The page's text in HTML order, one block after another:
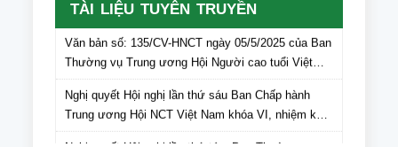
TÀI LIỆU TUYÊN TRUYỀN
Văn bản số: 135/CV-HNCT ngày 05/5/2025 của Ban
Thường vụ Trung ương Hội Người cao tuổi Việt
Nam gửi Hội Người cao tuổi các tỉnh, thành phố lấy
ý kiến cán bộ, hội viên NCT các tỉnh, thành phố đối
với dự thảo Văn kiện Đại hội Hội Người cao tuổi
Việt Nam lần thứ VII, nhiệm kỳ 2026-2031
Nghị quyết Hội nghị lần thứ sáu Ban Chấp hành
Trung ương Hội NCT Việt Nam khóa VI, nhiệm kỳ
2021 – 2026
Nghị quyết Hội nghị lần thứ tám Ban Thường vụ